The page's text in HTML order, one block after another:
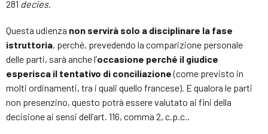
281 decies.
Questa udienza non servirà solo a disciplinare la fase
istruttoria, perché, prevedendo la comparizione personale
delle parti, sarà anche l’occasione perché il giudice
esperisca il tentativo di conciliazione(come previsto in
molti ordinamenti, tra i quali quello francese). E qualora le parti
non presenzino, questo potrà essere valutato ai fini della
decisione ai sensi dell’art. 116, comma 2, c.p.c..